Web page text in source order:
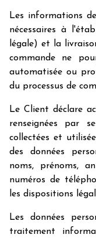
Les informations
nécessaires à
légale) et la
commande ne
automatisée ou
du processus de
Le Client déclare
renseignées par
collectées et
des données
noms, prénoms,
numéros de
les dispositions
Les données
traitement